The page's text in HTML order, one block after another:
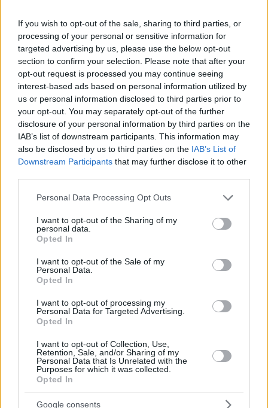
If you wish to opt-out of the sale, sharing to third parties, or
processing of your personal or sensitive information for
targeted advertising by us, please use the below opt-out
section to confirm your selection. Please note that after your
opt-out request is processed you may continue seeing
interest-based ads based on personal information utilized by
us or personal information disclosed to third parties prior to
your opt-out. You may separately opt-out of the further
disclosure of your personal information by third parties on the
IAB’s list of downstream participants. This information may
also be disclosed by us to third parties on the IAB’s List of
Downstream Participants that may further disclose it to other
Please note that this website/app uses one or more Google
not limited to your visit or usage behaviour. You may click to
grant or deny consent to Google and its third-party tags to
use your data for below specified purposes in below Google
consent section.
Personal Data Processing Opt Outs
I want to opt-out of the Sharing of my
personal data.
Opted In
I want to opt-out of the Sale of my
Personal Data.
Opted In
I want to opt-out of processing my
Personal Data for Targeted Advertising.
Opted In
I want to opt-out of Collection, Use,
Retention, Sale, and/or Sharing of my
Personal Data that Is Unrelated with the
Purposes for which it was collected.
Opted In
Google consents
νικητής από το Χ- Factor
Με το «Έσπασε η νύχτα δυο κομμάτια» που επέλεξε
να ερμηνεύσει στην πρώτη αλλά και στην τελευταία
του εμφάνιση ο 21χρονος τραγουδιστής άφησε το
στίγμα του στον μουσικό διαγωνισμό